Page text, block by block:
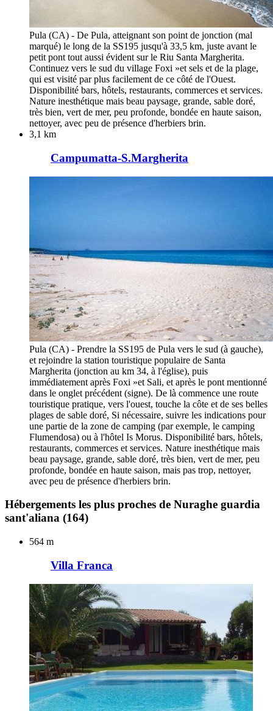
Pula (CA) - De Pula, atteignant son point de jonction (mal
marqué) le long de la SS195 jusqu'à 33,5 km, juste avant le
petit pont tout aussi évident sur le Riu Santa Margherita.
Continuez vers le sud du village Foxi »et sels et de la plage,
qui est visité par plus facilement de ce côté de l'Ouest.
Disponibilité bars, hôtels, restaurants, commerces et services.
Nature inesthétique mais beau paysage, grande, sable doré,
très bien, vert de mer, peu profonde, bondée en haute saison,
nettoyer, avec peu de présence d'herbiers brin.
3,1 km
Campumatta-S.Margherita
Pula (CA) - Prendre la SS195 de Pula vers le sud (à gauche),
et rejoindre la station touristique populaire de Santa
Margherita (jonction au km 34, à l'église), puis
immédiatement après Foxi »et Sali, et après le pont mentionné
dans le onglet précédent (signe). De là commence une route
touristique pratique, vers l'ouest, touche la côte et de ses belles
plages de sable doré, Si nécessaire, suivre les indications pour
une partie de la zone de camping (par exemple, le camping
Flumendosa) ou à l'hôtel Is Morus. Disponibilité bars, hôtels,
restaurants, commerces et services. Nature inesthétique mais
beau paysage, grande, sable doré, très bien, vert de mer, peu
profonde, bondée en haute saison, mais pas trop, nettoyer,
avec peu de présence d'herbiers brin.
Hébergements les plus proches de Nuraghe guardia
sant'aliana (164)
564 m
Villa Franca